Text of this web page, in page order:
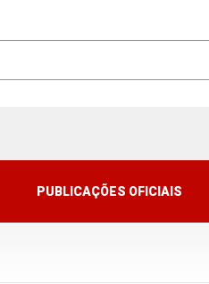
PUBLICAÇÕES OFICIAIS